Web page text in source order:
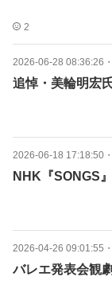
2
2026-06-28 08:36:26 ・
追悼・美輪明宏
2026-06-18 17:18:50 ・
NHK『SONGS
2026-04-26 09:01:55 ・
バレエ発表会観劇